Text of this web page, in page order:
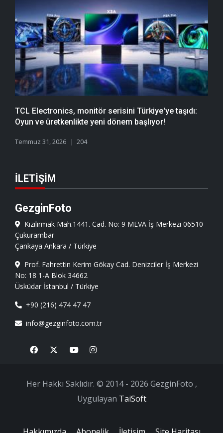
TCL Electronics, monitör serisini Türkiye'ye taşıdı:
Oyun ve üretkenlikte yeni dönem başlıyor!
Temmuz 31, 2026 204
İLETIŞIM
GezginFoto
Kızılırmak Mah.1441. Cad. No: 9 MEVA İş Merkezi 06510
Çukurambar
Çankaya Ankara / Türkiye
Prof. Fahrettin Kerim Gökay Cad. Denizciler İş Merkezi
No: 18 1-A Blok 34662
Üsküdar İstanbul / Türkiye
+90 (216) 474 47 47
info@gezginfoto.com.tr
Her Hakkı Saklıdır. © 2014 - 2026 GezginFoto ,
Uygulayan TaiSoft